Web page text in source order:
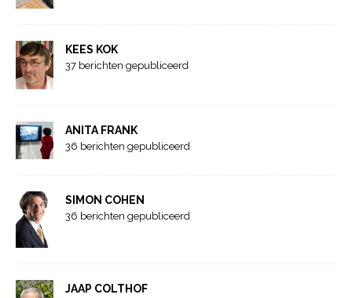
KEES KOK
37 berichten gepubliceerd
ANITA FRANK
36 berichten gepubliceerd
SIMON COHEN
36 berichten gepubliceerd
JAAP COLTHOF